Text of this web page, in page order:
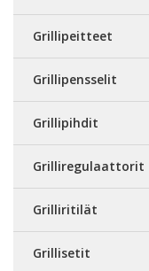
Grillipeitteet
Grillipensselit
Grillipihdit
Grilliregulaattorit
Grilliritilät
Grillisetit